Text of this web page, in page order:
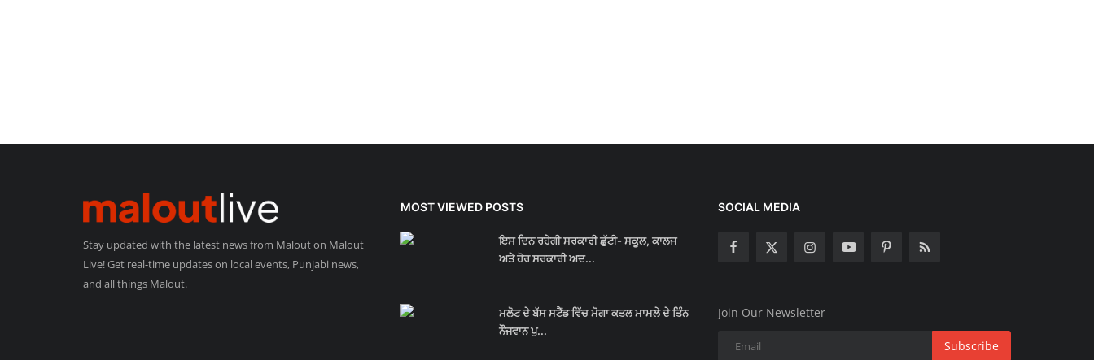
Stay updated with the latest news from Malout on Malout
Live! Get real-time updates on local events, Punjabi news,
and all things Malout.
MOST VIEWED POSTS
ਇਸ ਦਿਨ ਰਹੇਗੀ ਸਰਕਾਰੀ ਛੁੱਟੀ- ਸਕੂਲ, ਕਾਲਜ
ਅਤੇ ਹੋਰ ਸਰਕਾਰੀ ਅਦ...
ਮਲੋਟ ਦੇ ਬੱਸ ਸਟੈਂਡ ਵਿੱਚ ਮੋਗਾ ਕਤਲ ਮਾਮਲੇ ਦੇ ਤਿੰਨ
ਨੌਜਵਾਨ ਪੁ...
SOCIAL MEDIA
Join Our Newsletter
Subscribe